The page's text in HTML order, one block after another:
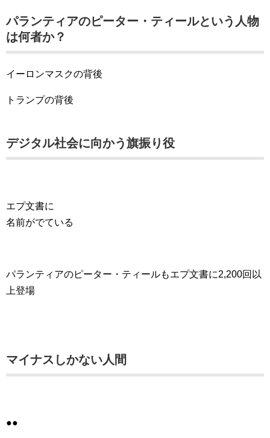
パランティアのピーター・ティールという人物
は何者か？
イーロンマスクの背後
トランプの背後
デジタル社会に向かう旗振り役
エプ文書に
名前がでている
パランティアのピーター・ティールもエプ文書に2,200回以
上登場
マイナスしかない人間
●●